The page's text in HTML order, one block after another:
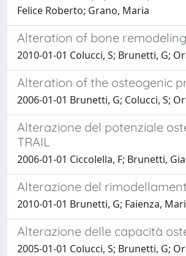
Felice Roberto; Grano, Maria
Alteration of bone
2010-01-01 Colucci, S; Brunetti, G;
Alteration of the osteogenic
2006-01-01 Brunetti, G; Colucci, S;
Alterazione del potenziale
TRAIL
2006-01-01 Ciccolella, F; Brunetti,
Alterazione del
2010-01-01 Brunetti, G; Faienza,
Alterazione delle capacità
2005-01-01 Colucci, S; Brunetti, G;